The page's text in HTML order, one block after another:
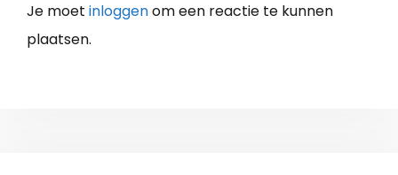
Je moet inloggenom een reactie te kunnen
plaatsen.